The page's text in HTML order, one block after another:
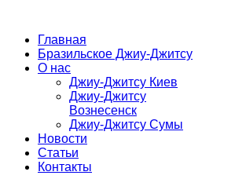
Главная
Бразильское Джиу-Джитсу
О нас
Джиу-Джитсу Киев
Джиу-Джитсу
Вознесенск
Джиу-Джитсу Сумы
Новости
Статьи
Контакты